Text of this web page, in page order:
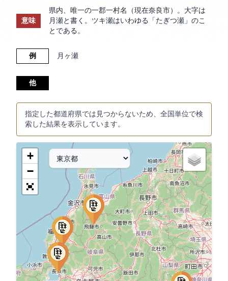
意味
県内、唯一の一郡一村名（現在奈良市）。大字は
月瀬と書く。ツキ瀬はいわゆる「たぎつ瀬」のこ
とである。
例 月ヶ瀬
他
指定した都道府県では見つからないため、全国単位で検
索した結果を表示しています。
+
−